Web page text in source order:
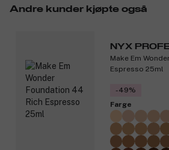
utviklet uten ingredienser av animalsk
Andre kunder kjøpte også
NYX
MAKEUP
Make Em
Espresso 25ml
-49%
Farge